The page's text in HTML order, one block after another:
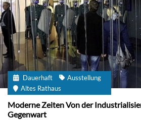
Dauerhaft
Ausstellung
Altes Rathaus
Moderne Zeiten Von der
Gegenwart